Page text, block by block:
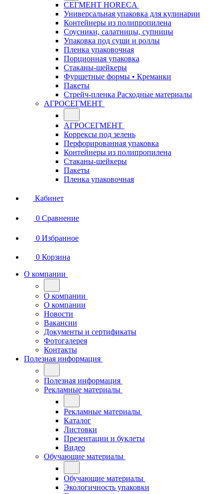
СЕГМЕНТ HORECA
Универсальная упаковка для кулинарии
Контейнеры из полипропилена
Соусники, салатницы, супницы
Упаковка под суши и роллы
Пленка упаковочная
Порционная упаковка
Стаканы-шейкеры
Фуршетные формы • Креманки
Пакеты
Стрейч-пленка Расходные материалы
АГРОСЕГМЕНТ
АГРОСЕГМЕНТ
Коррексы под зелень
Перфорированная упаковка
Контейнеры из полипропилена
Стаканы-шейкеры
Пакеты
Пленка упаковочная
Кабинет
0 Сравнение
0 Избранное
0 Корзина
О компании
О компании
О компании
Новости
Вакансии
Документы и сертификаты
Фотогалерея
Контакты
Полезная информация
Полезная информация
Рекламные материалы
Рекламные материалы
Каталог
Листовки
Презентации и буклеты
Видео
Обучающие материалы
Обучающие материалы
Экологичность упаковки